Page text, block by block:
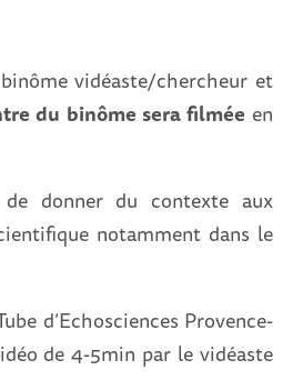
vidéaste/chercheur et
du binôme sera filmée en
donner du contexte aux
notamment dans le
d’Echosciences Provence-
de 4-5min par le vidéaste